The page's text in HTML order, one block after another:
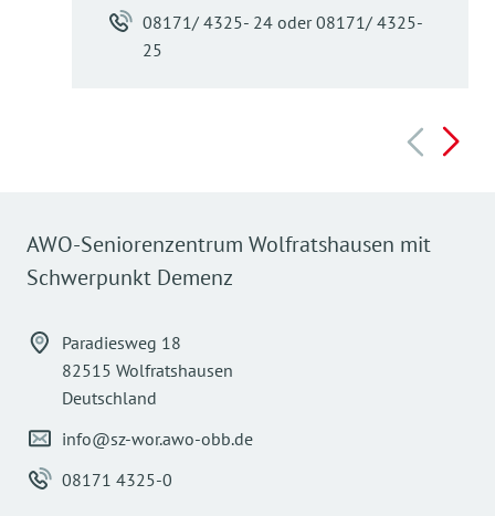
08171/ 4325- 24 oder 08171/ 4325-
25
AWO-Seniorenzentrum Wolfratshausen mit
Schwerpunkt Demenz
Paradiesweg 18
82515 Wolfratshausen
Deutschland
info@sz-wor.awo-obb.de
08171 4325-0